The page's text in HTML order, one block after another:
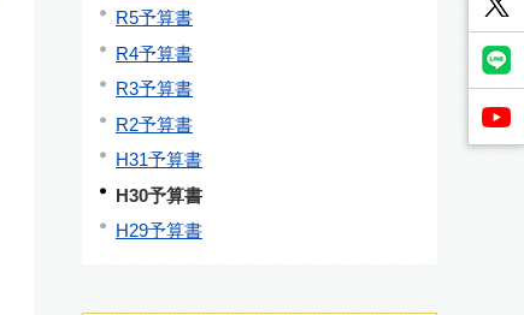
R5予算書
R4予算書
R3予算書
R2予算書
H31予算書
H30予算書
H29予算書